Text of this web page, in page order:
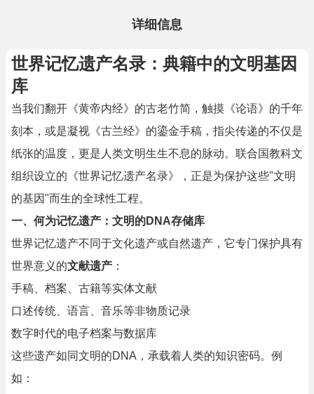
详细信息
世界记忆遗产名录：典籍中的文明基因
库
当我们翻开《黄帝内经》的古老竹简，触摸《论语》的千年
刻本，或是凝视《古兰经》的鎏金手稿，指尖传递的不仅是
纸张的温度，更是人类文明生生不息的脉动。联合国教科文
组织设立的《世界记忆遗产名录》，正是为保护这些"文明
的基因"而生的全球性工程。
一、何为记忆遗产：文明的DNA存储库
世界记忆遗产不同于文化遗产或自然遗产，它专门保护具有
世界意义的文献遗产 ：
手稿、档案、古籍等实体文献
口述传统、语言、音乐等非物质记录
数字时代的电子档案与数据库
这些遗产如同文明的DNA，承载着人类的知识密码。例
如：